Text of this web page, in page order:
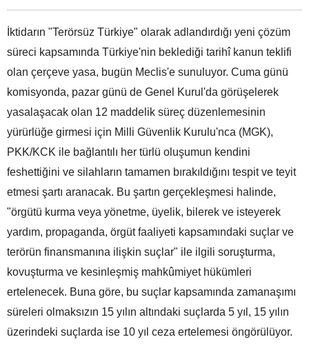
İktidarın "Terörsüz Türkiye" olarak adlandırdığı yeni çözüm
süreci kapsamında Türkiye'nin beklediği tarihî kanun teklifi
olan çerçeve yasa, bugün Meclis'e sunuluyor. Cuma günü
komisyonda, pazar günü de Genel Kurul'da görüşelerek
yasalaşacak olan 12 maddelik süreç düzenlemesinin
yürürlüğe girmesi için Milli Güvenlik Kurulu'nca (MGK),
PKK/KCK ile bağlantılı her türlü oluşumun kendini
feshettiğini ve silahların tamamen bırakıldığını tespit ve teyit
etmesi şartı aranacak. Bu şartın gerçekleşmesi halinde,
"örgütü kurma veya yönetme, üyelik, bilerek ve isteyerek
yardım, propaganda, örgüt faaliyeti kapsamındaki suçlar ve
terörün finansmanına ilişkin suçlar" ile ilgili soruşturma,
kovuşturma ve kesinleşmiş mahkûmiyet hükümleri
ertelenecek. Buna göre, bu suçlar kapsamında zamanaşımı
süreleri olmaksızın 15 yılın altındaki suçlarda 5 yıl, 15 yılın
üzerindeki suçlarda ise 10 yıl ceza ertelemesi öngörülüyor.